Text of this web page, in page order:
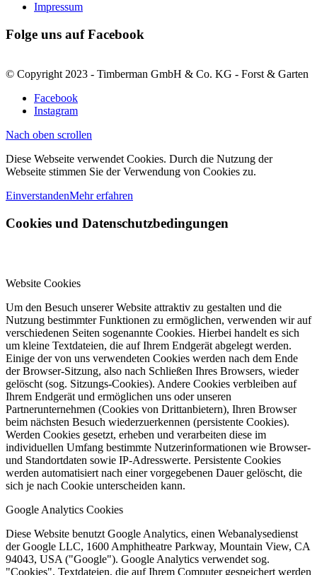
Impressum
Folge uns auf Facebook
© Copyright 2023 - Timberman GmbH & Co. KG - Forst & Garten
Facebook
Instagram
Nach oben scrollen
Diese Webseite verwendet Cookies. Durch die Nutzung der
Webseite stimmen Sie der Verwendung von Cookies zu.
EinverstandenMehr erfahren
Cookies und Datenschutzbedingungen
Website Cookies
Um den Besuch unserer Website attraktiv zu gestalten und die
Nutzung bestimmter Funktionen zu ermöglichen, verwenden wir auf
verschiedenen Seiten sogenannte Cookies. Hierbei handelt es sich
um kleine Textdateien, die auf Ihrem Endgerät abgelegt werden.
Einige der von uns verwendeten Cookies werden nach dem Ende
der Browser-Sitzung, also nach Schließen Ihres Browsers, wieder
gelöscht (sog. Sitzungs-Cookies). Andere Cookies verbleiben auf
Ihrem Endgerät und ermöglichen uns oder unseren
Partnerunternehmen (Cookies von Drittanbietern), Ihren Browser
beim nächsten Besuch wiederzuerkennen (persistente Cookies).
Werden Cookies gesetzt, erheben und verarbeiten diese im
individuellen Umfang bestimmte Nutzerinformationen wie Browser-
und Standortdaten sowie IP-Adresswerte. Persistente Cookies
werden automatisiert nach einer vorgegebenen Dauer gelöscht, die
sich je nach Cookie unterscheiden kann.
Google Analytics Cookies
Diese Website benutzt Google Analytics, einen Webanalysedienst
der Google LLC, 1600 Amphitheatre Parkway, Mountain View, CA
94043, USA ("Google"). Google Analytics verwendet sog.
"Cookies", Textdateien, die auf Ihrem Computer gespeichert werden